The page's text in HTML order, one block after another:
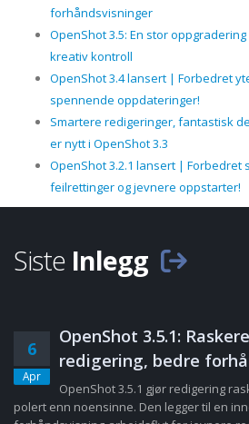
forhåndsvisninger
OpenShot 3.5: En stor
kreativ kontroll
OpenShot 3.4 lansert | Forbedret
spennende oppdateringer!
Smartere redigeringer, fantastisk
er nytt i OpenShot 3.3
OpenShot 3.2.1 lansert | Forbedret
feilrettinger og jevnere oppstarter!
Siste Inlegg
6
Apr
OpenShot 3.5.1:
redigering, bedre
OpenShot 3.5.1 gjør redigering
polert enn noensinne. Den legger til en